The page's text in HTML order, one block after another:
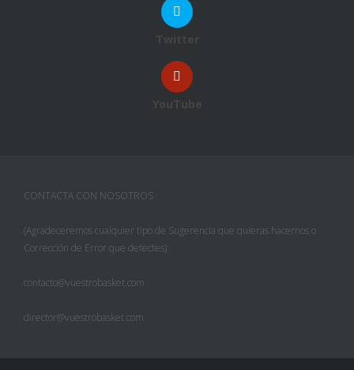
Twitter
YouTube
CONTACTA CON NOSOTROS
(Agradeceremos cualquier tipo de Sugerencia que quieras hacernos o
Corrección de Error que detectes):
contacto@vuestrobasket.com
director@vuestrobasket.com